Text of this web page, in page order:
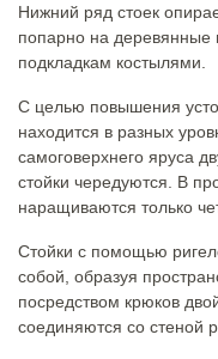
Нижний ряд стоек
попарно на деревянные
подкладкам костылями.
С целью повышения
находится в разных
самоговерхнего яруса
стойки чередуются. В
наращиваются только
Стойки с помощью
собой, образуя
посредством крюков
соединяются со стеной